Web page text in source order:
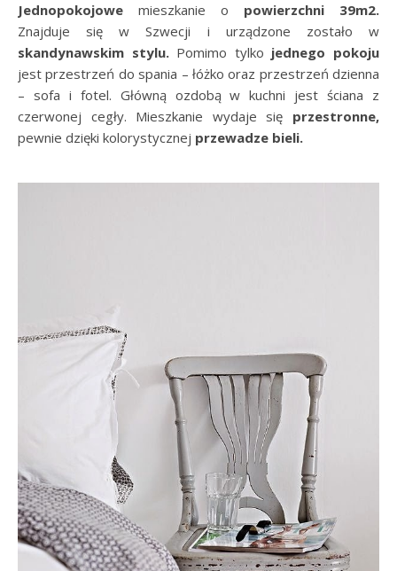
Jednopokojowe mieszkanie o powierzchni 39m2.
Znajduje się w Szwecji i urządzone zostało w
skandynawskim stylu.Pomimo tylko jednego pokoju
jest przestrzeń do spania – łóżko oraz przestrzeń dzienna
– sofa i fotel. Główną ozdobą w kuchni jest ściana z
czerwonej cegły. Mieszkanie wydaje się przestronne,
pewnie dzięki kolorystycznej przewadze bieli.